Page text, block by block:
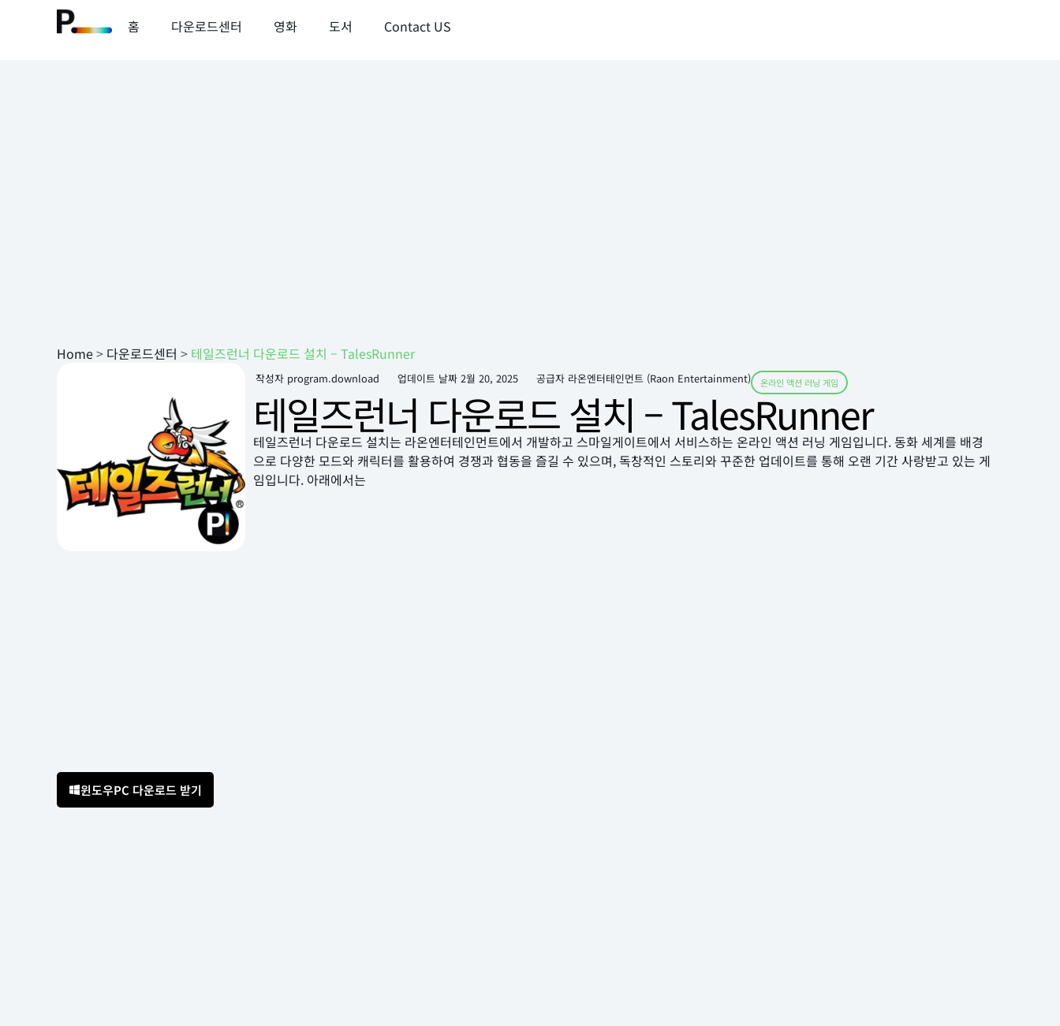
홈 다운로드센터 영화 도서 Contact US
Home> 다운로드센터 > 테일즈런너 다운로드 설치 – TalesRunner
작성자 program.download 업데이트 날짜 2월 20, 2025 공급자 라온엔터테인먼트 (Raon Entertainment) 온라인 액션 러닝 게임
테일즈런너 다운로드 설치 – TalesRunner
테일즈런너 다운로드 설치는 라온엔터테인먼트에서 개발하고 스마일게이트에서 서비스하는 온라인 액션 러닝 게임입니다. 동화 세계를 배경
으로 다양한 모드와 캐릭터를 활용하여 경쟁과 협동을 즐길 수 있으며, 독창적인 스토리와 꾸준한 업데이트를 통해 오랜 기간 사랑받고 있는 게
임입니다. 아래에서는
윈도우PC 다운로드 받기